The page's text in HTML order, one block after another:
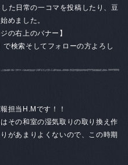
た日常の一コマを投稿したり、豆
めました。
の右上のバナー】
検索そしてフォローの方よろし
担当H.Mです！！
その和室の湿気取りの取り換え作
があまりよくないので、この時期